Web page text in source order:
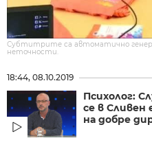
Субтитрите са автоматично
неточности.
18:44, 08.10.2019
Психолог:
се в Сливен
на добре